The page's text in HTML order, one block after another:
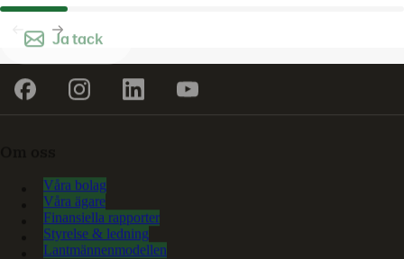
Ja tack
Våra bolag
Våra ägare
Finansiella rapporter
Styrelse & ledning
Lantmännenmodellen